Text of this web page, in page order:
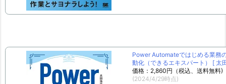
Power Automateではじめる業務
動化（できるエキスパート） [ 太
価格：2,860円（税込、送料無料)
(2024/4/29時点)